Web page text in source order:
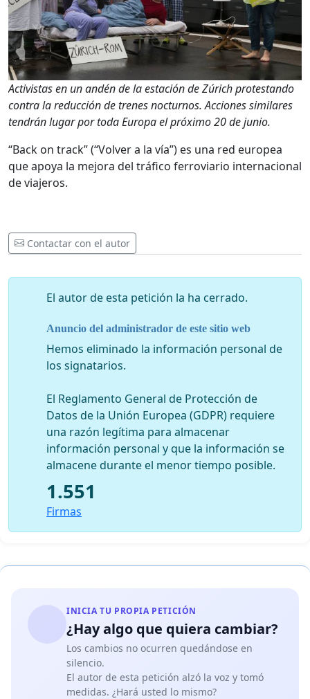
Activistas en un andén de la estación de Zúrich protestando
contra la reducción de trenes nocturnos. Acciones similares
tendrán lugar por toda Europa el próximo 20 de junio.
“Back on track” (“Volver a la vía”) es una red europea
que apoya la mejora del tráfico ferroviario internacional
de viajeros.
Contactar con el autor
El autor de esta petición la ha cerrado.
Anuncio del administrador de este sitio web
Hemos eliminado la información personal de
los signatarios.
El Reglamento General de Protección de
Datos de la Unión Europea (GDPR) requiere
una razón legítima para almacenar
información personal y que la información se
almacene durante el menor tiempo posible.
1.551
Firmas
INICIA TU PROPIA PETICIÓN
¿Hay algo que quiera cambiar?
Los cambios no ocurren quedándose en
silencio.
El autor de esta petición alzó la voz y tomó
medidas. ¿Hará usted lo mismo?